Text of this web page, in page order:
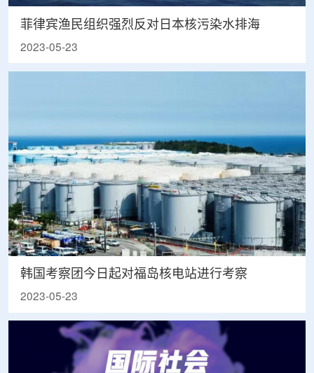
菲律宾渔民组织强烈反对日本核污染水排海
2023-05-23
韩国考察团今日起对福岛核电站进行考察
2023-05-23